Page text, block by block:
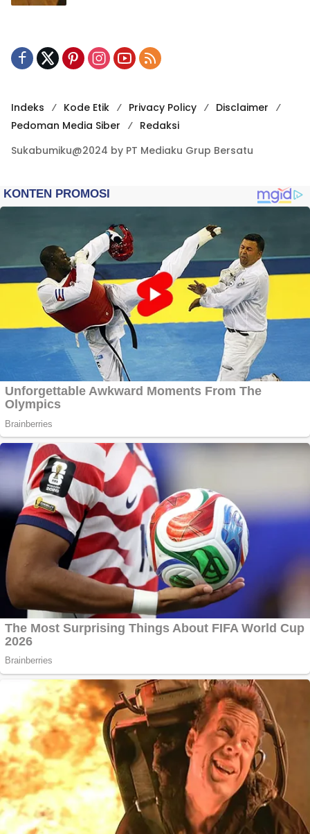
Indeks Kode Etik Privacy Policy
Disclaimer
Pedoman Media Siber
Redaksi
Sukabumiku@2024 by PT Mediaku Grup Bersatu